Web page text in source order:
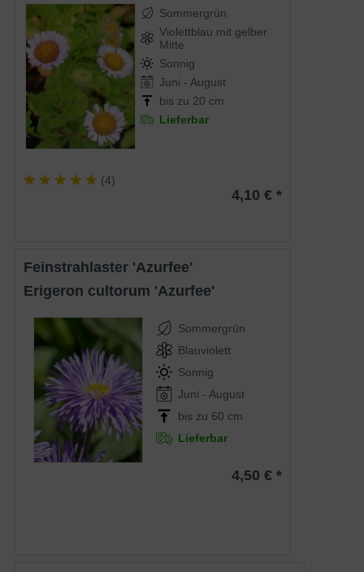
Sommergrün
Violettblau mit gelber
Mitte
Sonnig
Juni - August
bis zu 20 cm
Lieferbar
(4)
4,10 € *
Feinstrahlaster 'Azurfee'
Erigeron cultorum 'Azurfee'
Sommergrün
Blauviolett
Sonnig
Juni - August
bis zu 60 cm
Lieferbar
4,50 € *